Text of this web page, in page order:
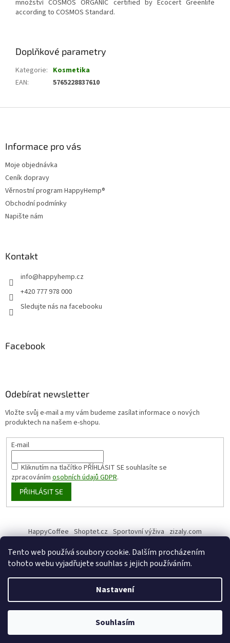
Tento web používá soubory cookie. Dalším procházením
tohoto webu vyjadřujete souhlas s jejich používáním.
Nastavení
Souhlasím
množství COSMOS ORGANIC certified by Ecocert Greenlife
according to COSMOS Standard.
Doplňkové parametry
Kategorie: Kosmetika
EAN: 5765228837610
Informace pro vás
Moje objednávka
Ceník dopravy
Věrnostní program HappyHemp®
Obchodní podmínky
Napište nám
Kontakt
info@happyhemp.cz
+420 777 978 000
Sledujte nás na facebooku
Facebook
Odebírat newsletter
Vložte svůj e-mail a my vám budeme zasílat informace o nových
produktech na našem e-shopu.
E-mail
Kliknutím na tlačítko PŘÍHLÁSIT SEsouhlasíte se
zpracovánímosobních údajů GDPR.
PŘIHLÁSIT SE
HappyCoffee Shoptet.cz Sportovní výživa zizaly.com
Copyright 2026HappyHemp. Všechna práva vyhrazena.Upravit
nastavení cookies
Získejte slevu 5% na Váš první nákup